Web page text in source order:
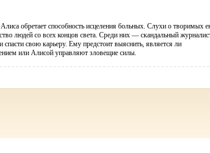
обретает способность исцеления больных. Слухи о творимых
людей со всех концов света. Среди них — скандальный
свою карьеру. Ему предстоит выяснить, является ли
или Алисой управляют зловещие силы.